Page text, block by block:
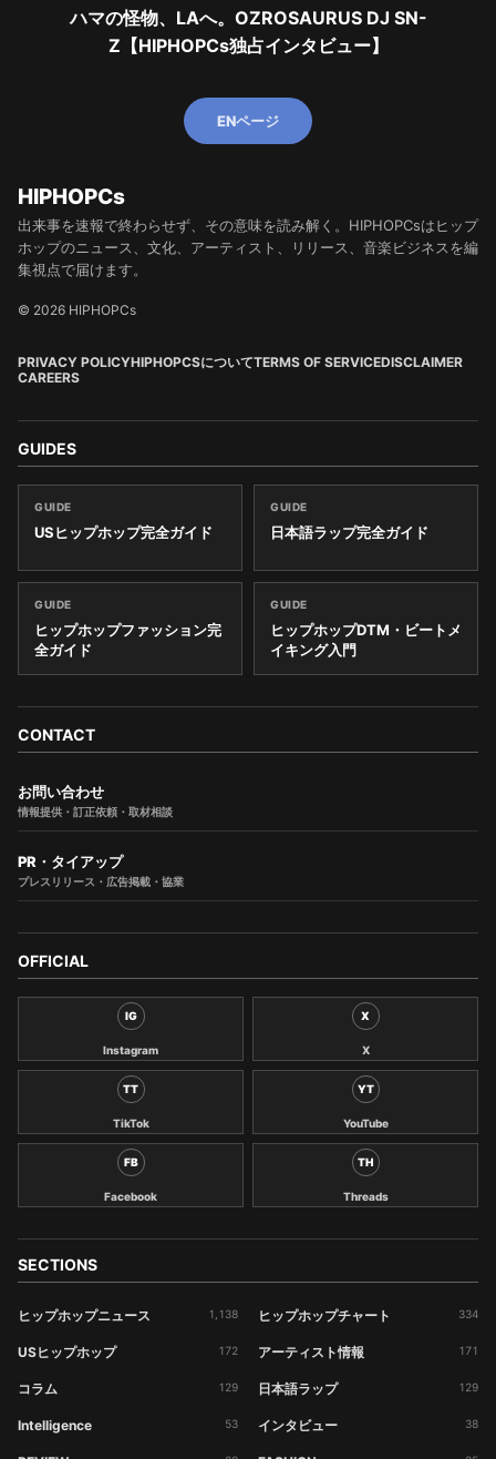
ハマの怪物、LAへ。OZROSAURUS DJ SN-
Z【HIPHOPCs独占インタビュー】
ENページ
HIPHOPCs
出来事を速報で終わらせず、その意味を読み解く。HIPHOPCsはヒップ
ホップのニュース、文化、アーティスト、リリース、音楽ビジネスを編
集視点で届けます。
© 2026 HIPHOPCs
PRIVACY POLICYHIPHOPCSについてTERMS OF SERVICEDISCLAIMER
CAREERS
GUIDES
GUIDE
USヒップホップ完全ガイド
GUIDE
日本語ラップ完全ガイド
GUIDE
ヒップホップファッション完
全ガイド
GUIDE
ヒップホップDTM・ビートメ
イキング入門
CONTACT
お問い合わせ
情報提供・訂正依頼・取材相談
PR・タイアップ
プレスリリース・広告掲載・協業
OFFICIAL
IG
Instagram
X
X
TT
TikTok
YT
YouTube
FB
Facebook
TH
Threads
SECTIONS
ヒップホップニュース 1,138 ヒップホップチャート 334
USヒップホップ 172 アーティスト情報 171
コラム 129 日本語ラップ 129
Intelligence 53 インタビュー 38